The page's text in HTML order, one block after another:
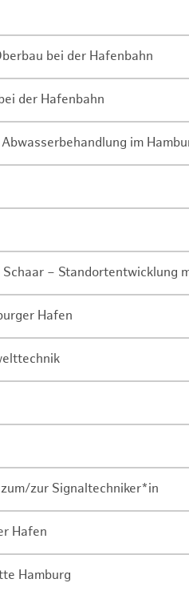
bei der Hafenbahn
der Hafenbahn
im
– Standortentwicklung
Hafen
zur Signaltechniker*in
Hafen
Hamburg